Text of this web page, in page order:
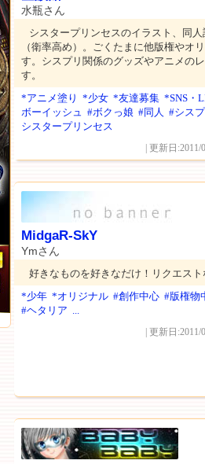
水瓶さん
シスタープリンセスのイラスト、同
（衛率高め）。ごくたまに他版権やオ
す。シスプリ関係のグッズやアニメの
す。
*アニメ塗り *少女 *友達募集 *SNS・
ボーイッシュ #ボクっ娘 #同人 #シス
シスタープリンセス
| 更新日:2011/
MidgaR-SkY
Ymさん
好きなものを好きなだけ！リクエスト
*少年 *オリジナル #創作中心 #版権物
#ヘタリア ...
| 更新日:2011/